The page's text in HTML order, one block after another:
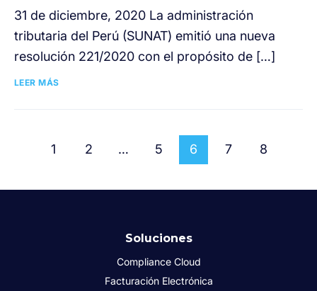
31 de diciembre, 2020 La administración
tributaria del Perú (SUNAT) emitió una nueva
resolución 221/2020 con el propósito de […]
LEER MÁS
1 2 … 5 6 7 8
Soluciones
Compliance Cloud
Facturación Electrónica